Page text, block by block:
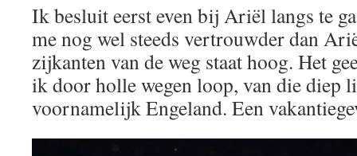
Ik besluit eerst even bij Ariël langs te
me nog wel steeds vertrouwder dan
zijkanten van de weg staat hoog. Het
ik door holle wegen loop, van die diep
voornamelijk Engeland. Een